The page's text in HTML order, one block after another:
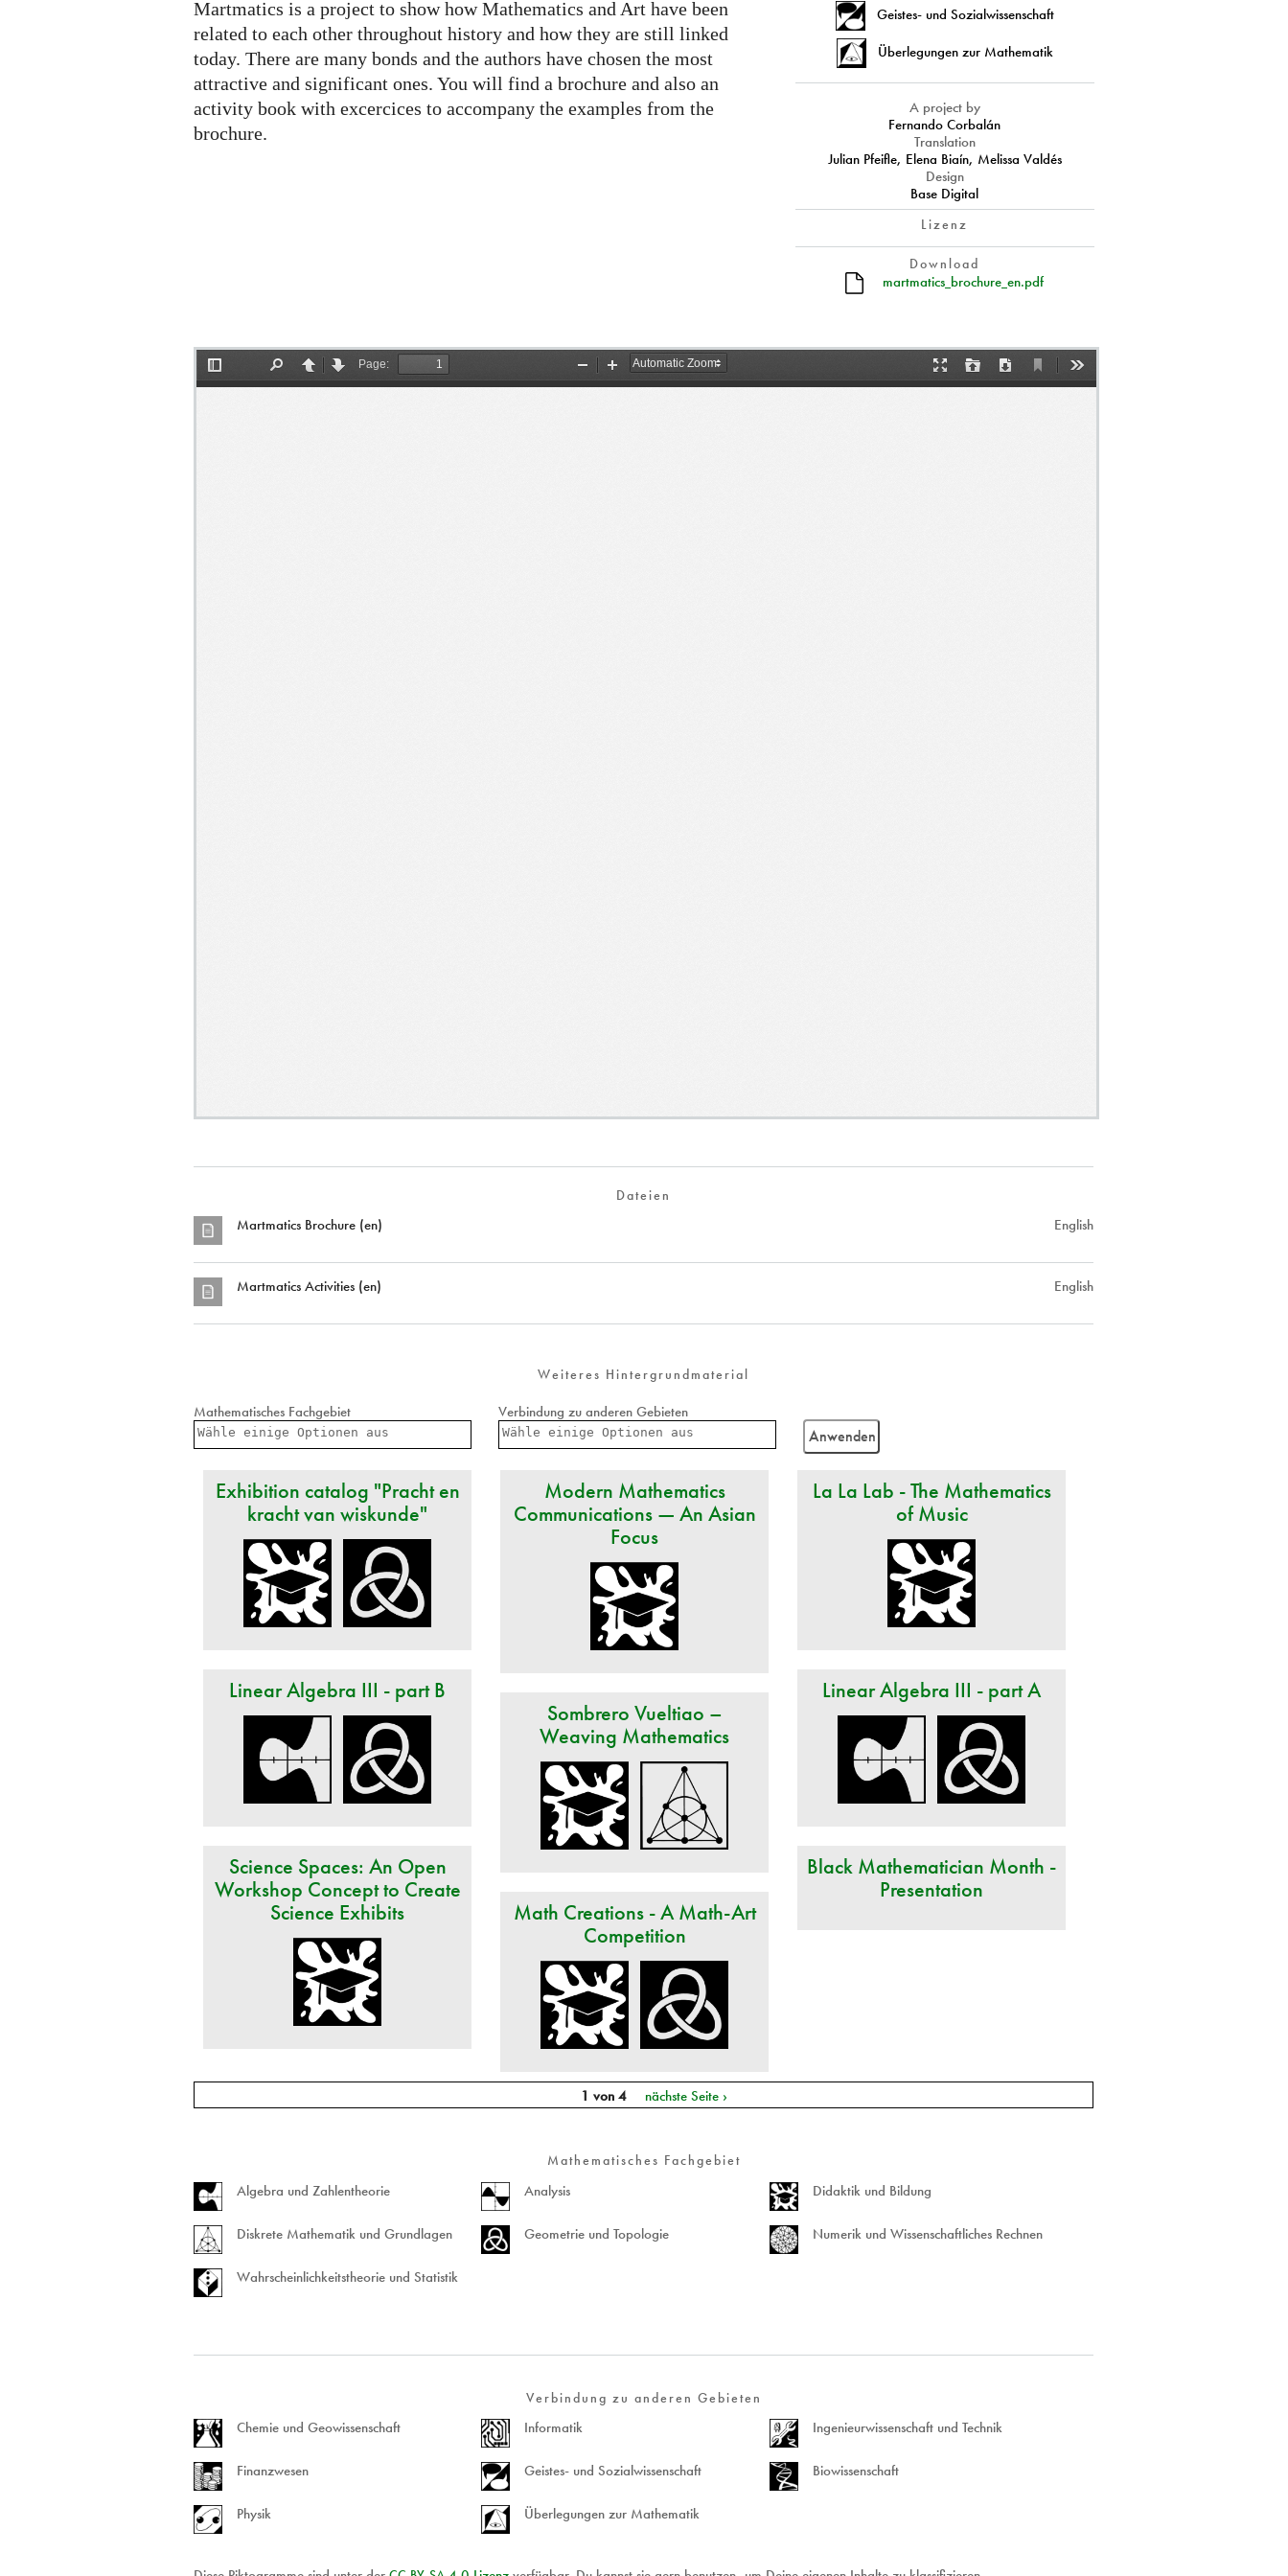
Martmatics is a project to show how Mathematics and Art have been
related to each other throughout history and how they are still linked
today. There are many bonds and the authors have chosen the most
attractive and significant ones. You will find a brochure and also an
activity book with excercices to accompany the examples from the
brochure.
Geistes- und Sozialwissenschaft
Überlegungen zur Mathematik
A project by
Fernando Corbalán
Translation
Julian Pfeifle, Elena Biaín, Melissa Valdés
Design
Base Digital
Lizenz
Download
martmatics_brochure_en.pdf
Dateien
English
Martmatics Brochure (en)
English
Martmatics Activities (en)
Weiteres Hintergrundmaterial
Mathematisches Fachgebiet Verbindung zu anderen Gebieten
Exhibition catalog "Pracht en
kracht van wiskunde"
Modern Mathematics
Communications — An Asian
Focus
La La Lab - The Mathematics
of Music
Linear Algebra III - part B
Linear Algebra III - part A
Sombrero Vueltiao –
Weaving Mathematics
Science Spaces: An Open
Workshop Concept to Create
Science Exhibits
Black Mathematician Month -
Presentation
Math Creations - A Math-Art
Competition
1 von 4 nächste Seite ›
Mathematisches Fachgebiet
Algebra und Zahlentheorie
Analysis Didaktik und Bildung
Diskrete Mathematik und Grundlagen Geometrie und Topologie Numerik und Wissenschaftliches Rechnen
Wahrscheinlichkeitstheorie und Statistik
Verbindung zu anderen Gebieten
Chemie und Geowissenschaft
Informatik Ingenieurwissenschaft und Technik
Finanzwesen Geistes- und Sozialwissenschaft Biowissenschaft
Physik Überlegungen zur Mathematik